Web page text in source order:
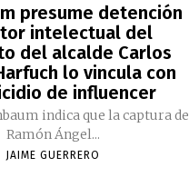
presume detención
intelectual del
del alcalde Carlos
lo vincula con
de influencer
indica que la captura de
Ramón Ángel...
JAIME GUERRERO